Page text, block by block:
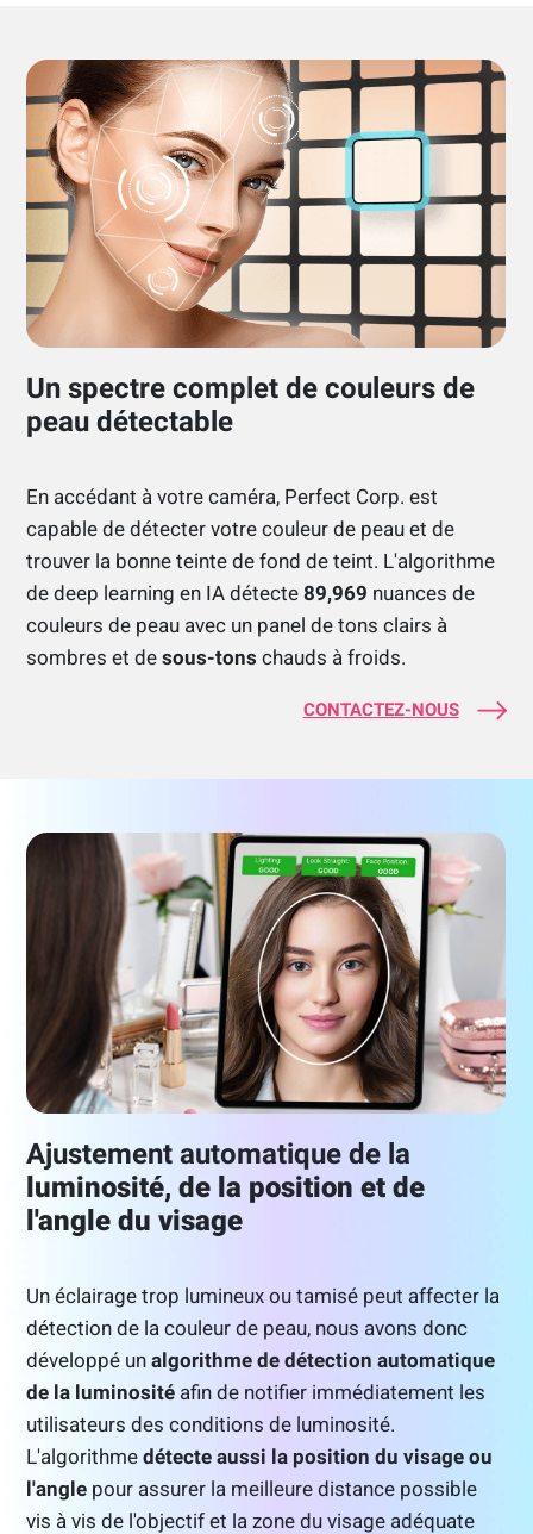
Un spectre complet de couleurs de
peau détectable
En accédant à votre caméra, Perfect Corp. est
capable de détecter votre couleur de peau et de
trouver la bonne teinte de fond de teint. L'algorithme
de deep learning en IA détecte89,969 nuances de
couleurs de peau avec un panel de tons clairs à
sombres et desous-tons chauds à froids.
CONTACTEZ-NOUS
Ajustement automatique de la
luminosité, de la position et de
l'angle du visage
Un éclairage trop lumineux ou tamisé peut affecter la
détection de la couleur de peau, nous avons donc
développé unalgorithme de détection automatique
de la luminosité afin de notifier immédiatement les
utilisateurs des conditions de luminosité.
L'algorithmedétecte aussi la position du visage ou
l'angle pour assurer la meilleure distance possible
vis à vis de l'objectif et la zone du visage adéquate